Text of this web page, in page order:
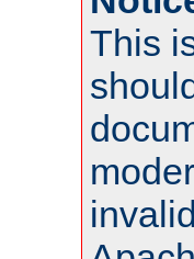
This